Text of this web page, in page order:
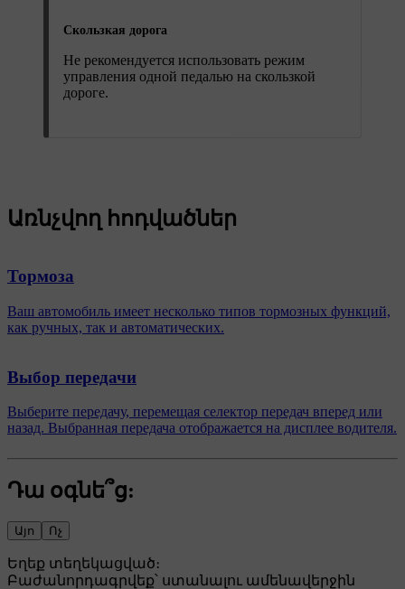
Скользкая дорога
Не рекомендуется использовать режим
управления одной педалью на скользкой
дороге.
Առնչվող հոդվածներ
Тормоза
Ваш автомобиль имеет несколько типов тормозных функций,
как ручных, так и автоматических.
Выбор передачи
Выберите передачу, перемещая селектор передач вперед или
назад. Выбранная передача отображается на дисплее водителя.
Դա օգնե՞ց:
Այո Ոչ